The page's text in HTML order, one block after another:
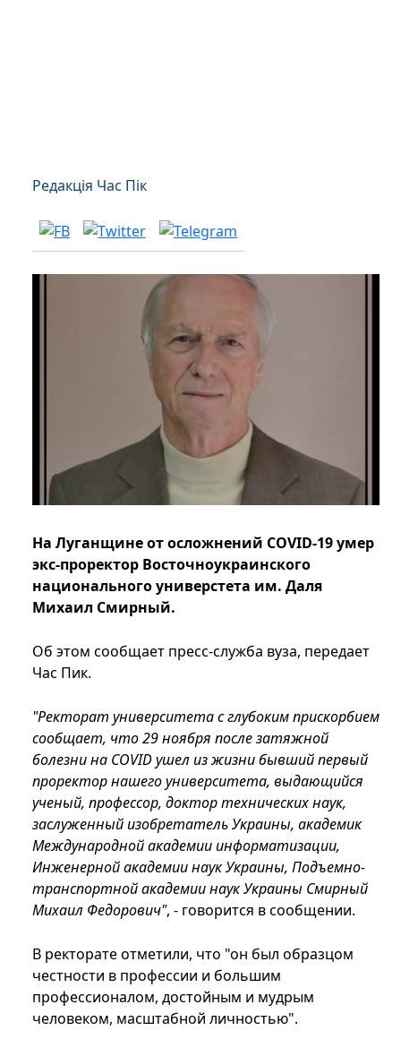
Редакція Час Пік
На Луганщине от осложнений COVID-19 умер
экс-проректор Восточноукраинского
национального универстета им. Даля
Михаил Смирный.
Об этом сообщает пресс-служба вуза, передает
Час Пик.
"Ректорат университета с глубоким прискорбием
сообщает, что 29 ноября после затяжной
болезни на COVID ушел из жизни бывший первый
проректор нашего университета, выдающийся
ученый, профессор, доктор технических наук,
заслуженный изобретатель Украины, академик
Международной академии информатизации,
Инженерной академии наук Украины, Подъемно-
транспортной академии наук Украины Смирный
Михаил Федорович", - говорится в сообщении.
В ректорате отметили, что "он был образцом
честности в профессии и большим
профессионалом, достойным и мудрым
человеком, масштабной личностью".